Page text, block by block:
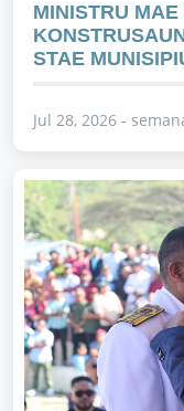
MINISTRU
STAE
Jul 28, 2026 -